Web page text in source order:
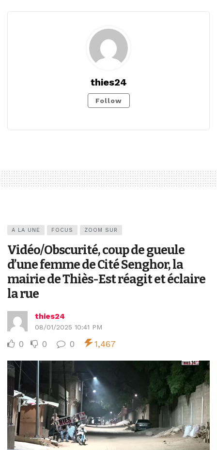
thies24
Follow
A LA UNE FOCUS ZOOM SUR
Vidéo/Obscurité, coup de gueule
d’une femme de Cité Senghor, la
mairie de Thiès-Est réagit et éclaire
la rue
thies24
08/01/2025 10:41 PM
0 0 0 1,467